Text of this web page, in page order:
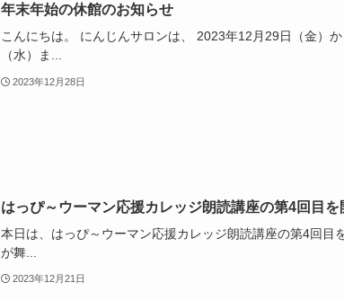
年末年始の休館のお知らせ
こんにちは。 にんじんサロンは、 2023年12月29日（金）
（水）ま...
2023年12月28日
はっぴ～ウーマン応援カレッジ朗読講座の第4回目を
本日は、はっぴ～ウーマン応援カレッジ朗読講座の第4回目
が舞...
2023年12月21日